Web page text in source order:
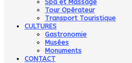
Spa et Massage
Tour Opérateur
Transport Touristique
CULTURES
Gastronomie
Musées
Monuments
CONTACT